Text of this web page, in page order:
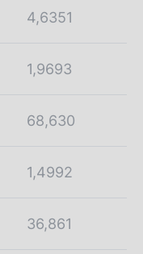
4,6351
1,9693
68,630
1,4992
36,861